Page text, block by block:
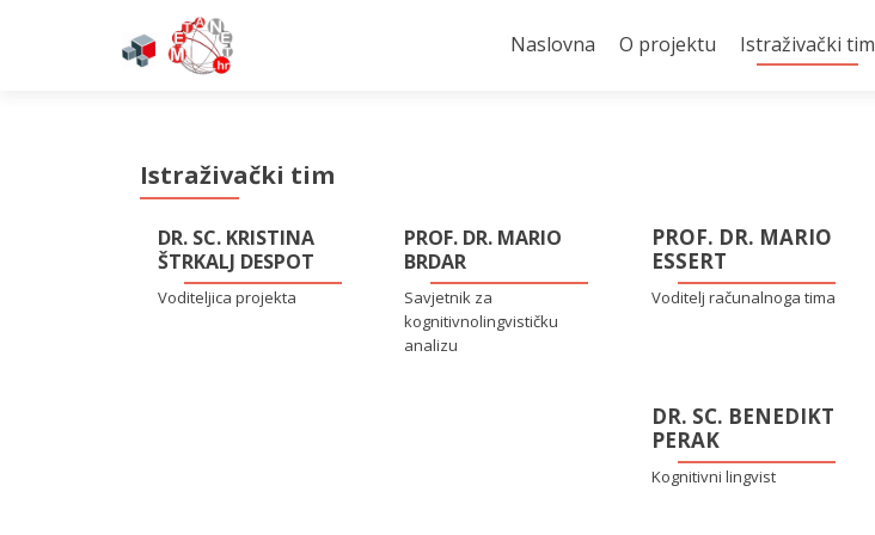
Naslovna O projektu Istraživački tim
Istraživački tim
DR. SC. KRISTINA
ŠTRKALJ DESPOT
Voditeljica projekta
PROF. DR. MARIO
BRDAR
Savjetnik za
kognitivnolingvističku
analizu
PROF. DR. MARIO
ESSERT
Voditelj računalnoga tima
DR. SC. BENEDIKT
PERAK
Kognitivni lingvist